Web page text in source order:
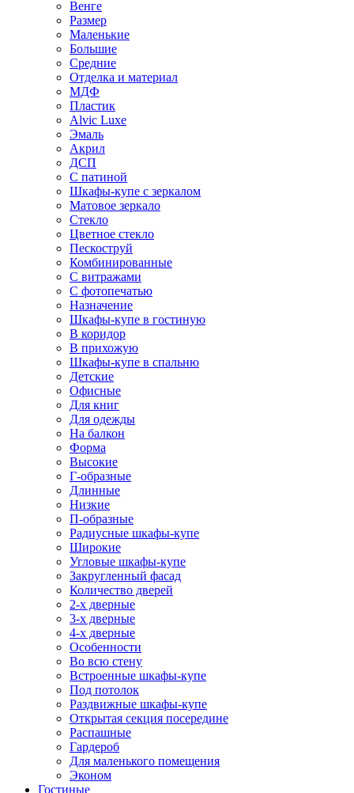
Венге
Размер
Маленькие
Большие
Средние
Отделка и материал
МДФ
Пластик
Alvic Luxe
Эмаль
Акрил
ДСП
С патиной
Шкафы-купе с зеркалом
Матовое зеркало
Стекло
Цветное стекло
Пескоструй
Комбинированные
С витражами
С фотопечатью
Назначение
Шкафы-купе в гостиную
В коридор
В прихожую
Шкафы-купе в спальню
Детские
Офисные
Для книг
Для одежды
На балкон
Форма
Высокие
Г-образные
Длинные
Низкие
П-образные
Радиусные шкафы-купе
Широкие
Угловые шкафы-купе
Закругленный фасад
Количество дверей
2-х дверные
3-х дверные
4-х дверные
Особенности
Во всю стену
Встроенные шкафы-купе
Под потолок
Раздвижные шкафы-купе
Открытая секция посередине
Распашные
Гардероб
Для маленького помещения
Эконом
Гостиные